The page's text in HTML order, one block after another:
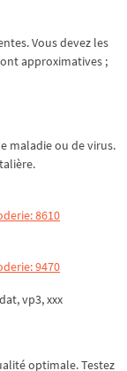
Vous devez les
approximatives ;
maladie ou de virus.
8610
9470
vp3, xxx
optimale. Testez